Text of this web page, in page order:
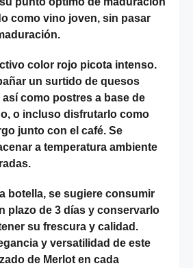
como vino joven, sin pasar
color rojo picota intenso.
un surtido de quesos
como postres a base de
o incluso disfrutarlo como
junto con el café. Se
a temperatura ambiente
botella, se sugiere consumir
plazo de 3 días y conservarlo
su frescura y calidad.
y versatilidad de este
de Merlot en cada